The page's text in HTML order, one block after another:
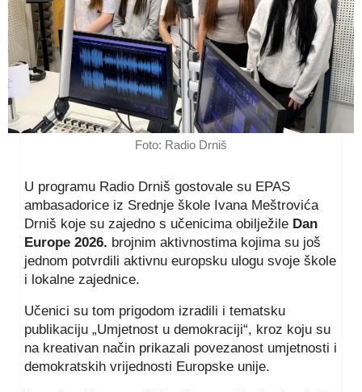
Foto: Radio Drniš
U programu Radio Drniš gostovale su EPAS
ambasadorice iz Srednje škole Ivana Meštrovića
Drniš koje su zajedno s učenicima obilježile Dan
Europe 2026. brojnim aktivnostima kojima su još
jednom potvrdili aktivnu europsku ulogu svoje škole
i lokalne zajednice.
Učenici su tom prigodom izradili i tematsku
publikaciju „Umjetnost u demokraciji“, kroz koju su
na kreativan način prikazali povezanost umjetnosti i
demokratskih vrijednosti Europske unije.